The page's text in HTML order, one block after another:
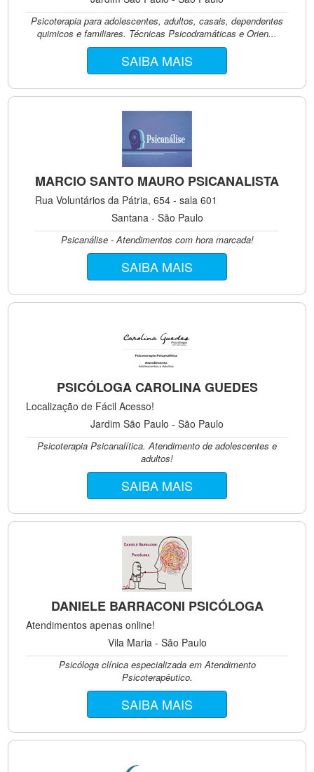
Psicoterapia para adolescentes, adultos, casais, dependentes
quimicos e familiares. Técnicas Psicodramáticas e Orien...
SAIBA MAIS
MARCIO SANTO MAURO PSICANALISTA
Rua Voluntários da Pátria, 654 - sala 601
Santana - São Paulo
Psicanálise - Atendimentos com hora marcada!
SAIBA MAIS
PSICÓLOGA CAROLINA GUEDES
Localização de Fácil Acesso!
Jardim São Paulo - São Paulo
Psicoterapia Psicanalítica. Atendimento de adolescentes e
adultos!
SAIBA MAIS
DANIELE BARRACONI PSICÓLOGA
Atendimentos apenas online!
Vila Maria - São Paulo
Psicóloga clínica especializada em Atendimento
Psicoterapêutico.
SAIBA MAIS